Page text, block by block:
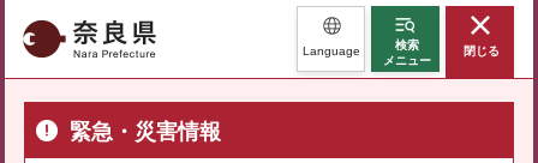
奈良県 Language
検索
メニュー
閉じる
緊急・災害情報